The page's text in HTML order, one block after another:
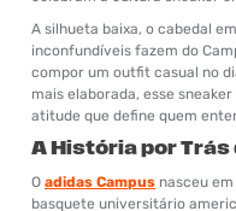
A silhueta baixa, o cabedal
inconfundíveis fazem do
compor um outfit casual no
mais elaborada, esse
atitude que define quem
A História por Trás
O adidas Campus nasceu
basquete universitário